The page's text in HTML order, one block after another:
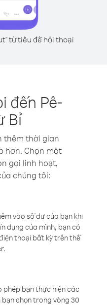
từ tiêu đề hội thoại
đến Pê-
Bỉ
thêm thời gian
hơn. Chọn một
gọi linh hoạt,
chúng tôi:
vào số dư của bạn khi
dụng của mình, bạn có
thoại bất kỳ trên thế
phép bạn thực hiện các
chọn trong vòng 30